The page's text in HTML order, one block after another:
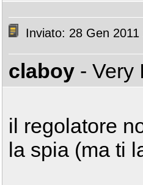
Inviato: 28 Gen 2011
claboy - Very
il regolatore
la spia (ma ti